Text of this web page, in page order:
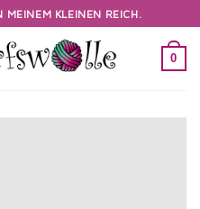
MEINEM KLEINEN REICH.
0